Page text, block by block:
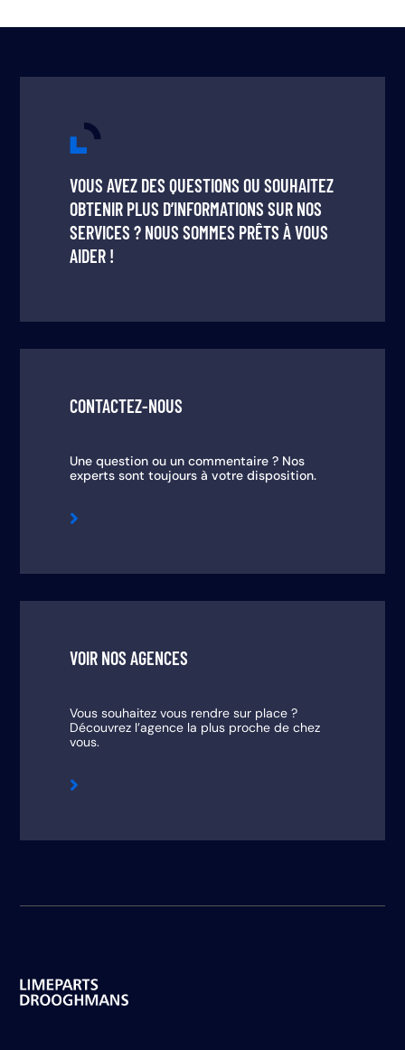
VOUS AVEZ DES QUESTIONS OU SOUHAITEZ
OBTENIR PLUS D’INFORMATIONS SUR NOS
SERVICES ? NOUS SOMMES PRÊTS À VOUS
AIDER !
CONTACTEZ-NOUS
Une question ou un commentaire ? Nos
experts sont toujours à votre disposition.

VOIR NOS AGENCES
Vous souhaitez vous rendre sur place ?
Découvrez l’agence la plus proche de chez
vous.
